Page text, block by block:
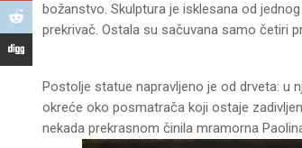
božanstvo. Skulptura je isklesana od
prekrivač. Ostala su sačuvana samo četiri
Postolje statue napravljeno je od drveta: u
okreće oko posmatrača koji ostaje
nekada prekrasnom činila mramorna